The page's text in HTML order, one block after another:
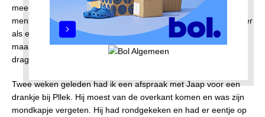
meer staan die de boel in de gaten houden? Steeds minder
mensen dragen een mondkapje, soms niets eens de helft, zeker
als er maar weinig passagiers aan boord zijn. Ik dan ook niet,
maar ik kijk eerst wel hoe de verhouding dragers en niet-
dragers is. Ben tenslotte geen held.
Twee weken geleden had ik een afspraak met Jaap voor een
drankje bij Pllek. Hij moest van de overkant komen en was zijn
mondkapje vergeten. Hij had rondgekeken en had er eentje op